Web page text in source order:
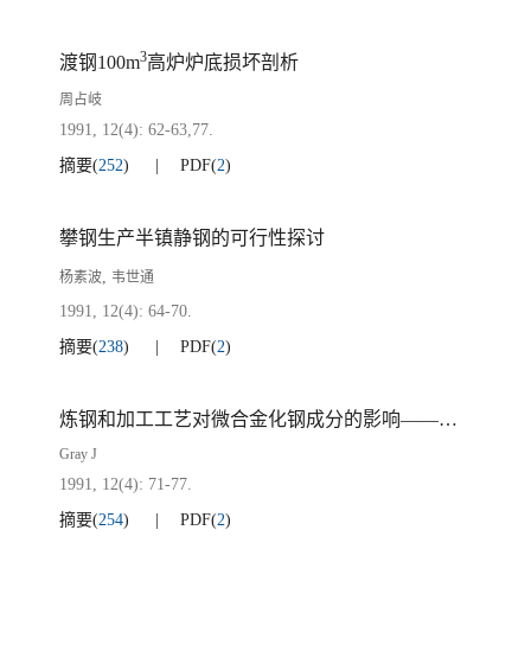
渡钢100m3高炉炉底损坏剖析
周占岐
1991, 12(4): 62-63,77.
摘要(252) PDF(2)
攀钢生产半镇静钢的可行性探讨
杨素波, 韦世通
1991, 12(4): 64-70.
摘要(238) PDF(2)
炼钢和加工工艺对微合金化钢成分的影响——历史性剖析
Gray J
1991, 12(4): 71-77.
摘要(254) PDF(2)